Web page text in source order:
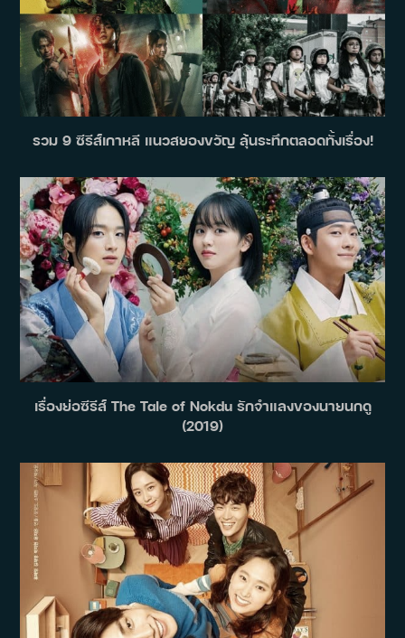
รวม 9 ซีรีส์เกาหลี แนวสยองขวัญ ลุ้นระทึกตลอดทั้งเรื่อง!
เรื่องย่อซีรีส์ The Tale of Nokdu รักจำแลงของนายนกดู
(2019)